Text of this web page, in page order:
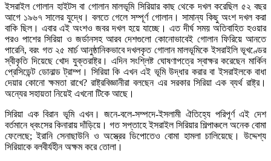
ইসরাইল গোলান হাইটস বা গোলান মালভূমি সিরিয়ার কাছ থেকে দখল করেছিল ৫২ বছর
আগে ১৯৬৭ সালের যুদ্ধে। বলতে গেলে সম্পূর্ণ গোলান। সামান্য কিছু অংশ দখল করা
বাকি ছিল। এবার এই অংশও জবর দখল হয়ে যাচ্ছে। এত দীর্ঘ সময় অতিবাহিত হওয়ার
পরও পাশের সিরিয়া ও জর্ডানসহ আরব দেশগুলো কোনোভাবেই গোলান ফিরিয়ে আনতে
পারেনি, বরং গত ২৫ মার্চ আনুষ্ঠানিকভাবে দখলকৃত গোলান মালভূমিকে ইসরাইলি ভূখণ্ডের
স্বীকৃতি দিয়েছে খোদ যুক্তরাষ্ট্র। এদিন সংশ্লিষ্ট ঘোষণাপত্রে স্বাক্ষর করেছেন মার্কিন
প্রেসিডেন্ট ডোনাল্ড ট্রাম্প। সিরিয়া কি এখন এই ভূমি উদ্ধার করার বা ইসরাইলকে বাধা
দেয়ার কোনো ক্ষমতা রাখে? রাষ্ট্রবিজ্ঞানীরা বলছেন এর সরকার সিরিয়া এক ব্যর্থ রাষ্ট্র।
অন্যের সহায়তা নিয়েই এখনো টিকে আছে।
সিরিয়া এক বিরান ভূমি এখন। জনে-বলে-সম্পদে-ইসলামী ঐতিহ্যে পরিপূর্ণ এই দেশ
বর্তমানে ধ্বংসের কিনারায় দাঁড়িয়ে। গত সপ্তাহে ইসরাইল সিরিয়ার শিল্পাঞ্চলে অনেক বোমা
ফেলেছে; ইরানি সেনাছাউনি ও অস্ত্রের ডিপোতেও বোমা হামলা চালিয়েছে। উদ্দেশ্য
সিরিয়াকে বলবীর্যহীন অক্ষম করে তোলা।